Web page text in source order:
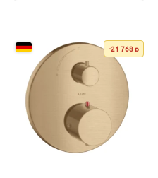
-21 768 р